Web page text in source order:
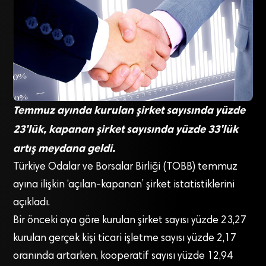
Temmuz ayında kurulan şirket sayısında yüzde
23’lük, kapanan şirket sayısında yüzde 33’lük
artış meydana geldi.
Türkiye Odalar ve Borsalar Birliği (TOBB) temmuz
ayına ilişkin ‘açılan-kapanan’ şirket istatistiklerini
açıkladı.
Bir önceki aya göre kurulan şirket sayısı yüzde 23,27
kurulan gerçek kişi ticari işletme sayısı yüzde 2,17
oranında artarken, kooperatif sayısı yüzde 12,94